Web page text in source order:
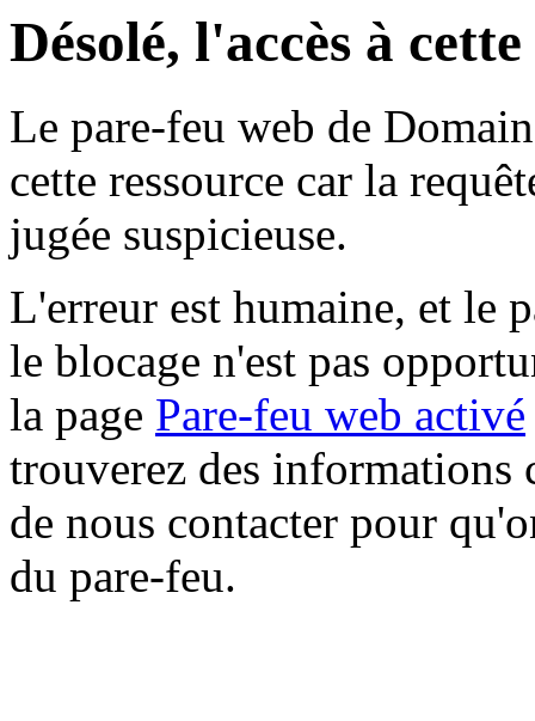
Désolé, l'accès à
Le pare-feu web de
cette ressource car la
jugée suspicieuse.
L'erreur est humaine, et le
le blocage n'est pas
la page Pare-feu web activé
trouverez des informations
de nous contacter pour
du pare-feu.